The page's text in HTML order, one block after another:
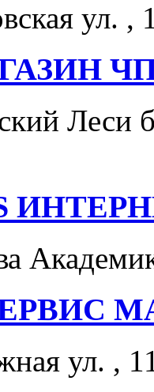
ул. ,
Леси
ул. ,